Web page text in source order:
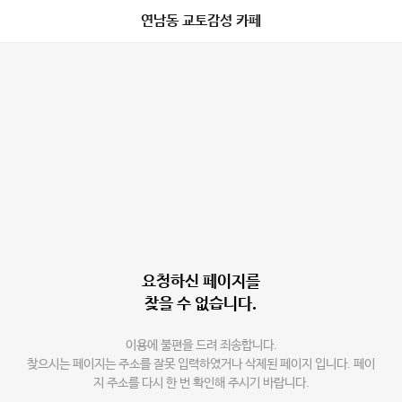
연남동 교토감성 카페
요청하신 페이지를
찾을 수 없습니다.
이용에 불편을 드려 죄송합니다.
찾으시는 페이지는 주소를 잘못 입력하였거나 삭제된 페이지 입니다. 페이
지 주소를 다시 한 번 확인해 주시기 바랍니다.